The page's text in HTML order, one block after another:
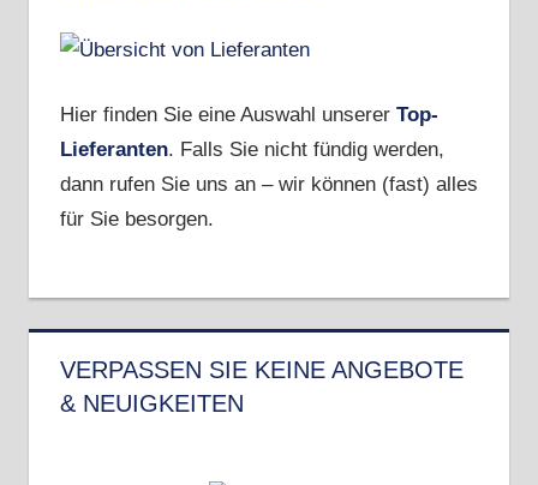
Hier finden Sie eine Auswahl unsererTop-
Lieferanten. Falls Sie nicht fündig werden,
dann rufen Sie uns an – wir können (fast) alles
für Sie besorgen.
VERPASSEN SIE KEINE ANGEBOTE
& NEUIGKEITEN